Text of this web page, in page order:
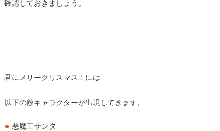
確認しておきましょう。
君にメリークリスマス！には
以下の敵キャラクターが出現してきます。
悪魔王サンタ